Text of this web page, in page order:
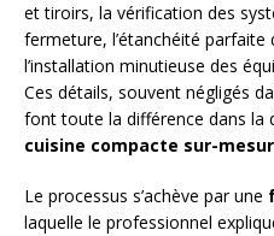
et tiroirs, la vérification des
fermeture, l’étanchéité parfaite
l’installation minutieuse des
Ces détails, souvent négligés
font toute la différence dans la
cuisine compacte sur-
Le processus s’achève par une
laquelle le professionnel